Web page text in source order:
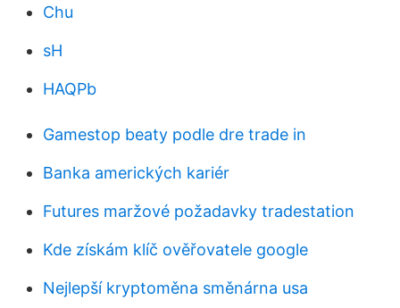
Chu
sH
HAQPb
Gamestop beaty podle dre trade in
Banka amerických kariér
Futures maržové požadavky tradestation
Kde získám klíč ověřovatele google
Nejlepší kryptoměna směnárna usa